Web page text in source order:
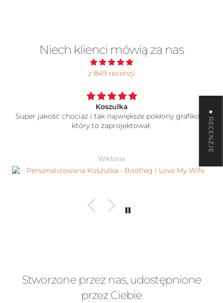
Niech klienci mówią za nas
z 849 recenzji
Koszulka
Super jakość chociaż i tak największe pokłony grafikowi
który to zaprojektował.
Wiktoria
Stworzone przez nas, udostępnione
przez Ciebie
★ RECENZJE